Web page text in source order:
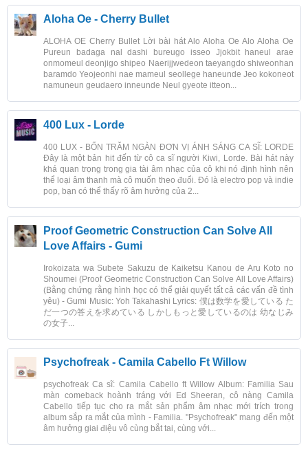
Aloha Oe - Cherry Bullet
ALOHA OE Cherry Bullet Lời bài hát Alo Aloha Oe Alo Aloha Oe
Pureun badaga nal dashi bureugo isseo Jjokbit haneul arae
onmomeul deonjigo shipeo Naerijjwedeon taeyangdo shiweonhan
baramdo Yeojeonhi nae mameul seollege haneunde Jeo kokoneot
namuneun geudaero inneunde Neul gyeote itteon...
400 Lux - Lorde
400 LUX - BỐN TRĂM NGÀN ĐƠN VỊ ÁNH SÁNG CA SĨ: LORDE
Đây là một bản hit đến từ cô ca sĩ người Kiwi, Lorde. Bài hát này
khá quan trọng trong gia tài âm nhạc của cô khi nó định hình nên
thể loại âm thanh mà cô muốn theo đuổi. Đó là electro pop và indie
pop, bạn có thể thấy rõ âm hưởng của 2...
Proof Geometric Construction Can Solve All
Love Affairs - Gumi
Irokoizata wa Subete Sakuzu de Kaiketsu Kanou de Aru Koto no
Shoumei (Proof Geometric Construction Can Solve All Love Affairs)
(Bằng chứng rằng hình học có thể giải quyết tất cả các vấn đề tình
yêu) - Gumi Music: Yoh Takahashi Lyrics: 僕は数学を愛している た
だ一つの答えを求めている しかしもっと愛しているのは 幼なじみ
の女子...
Psychofreak - Camila Cabello Ft Willow
psychofreak Ca sĩ: Camila Cabello ft Willow Album: Familia Sau
màn comeback hoành tráng với Ed Sheeran, cô nàng Camila
Cabello tiếp tục cho ra mắt sản phẩm âm nhạc mới trích trong
album sắp ra mắt của mình - Familia. "Psychofreak" mang đến một
âm hưởng giai điệu vô cùng bắt tai, cùng với...